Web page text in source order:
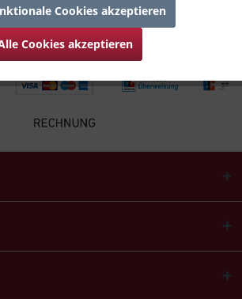
ebenfalls angesehen
Cookies akzeptieren
Cookies akzeptieren